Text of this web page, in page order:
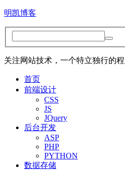
明凯博客
关注网站技术，一个特立独行的
首页
前端设计
CSS
JS
JQuery
后台开发
ASP
PHP
PYTHON
数据存储